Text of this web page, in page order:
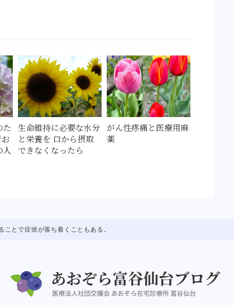
た
人
生命維持に必要な水分
と栄養を 口から摂取
できなくなったら
がん性疼痛と医療用麻
薬
とで症状が落ち着くこともある。